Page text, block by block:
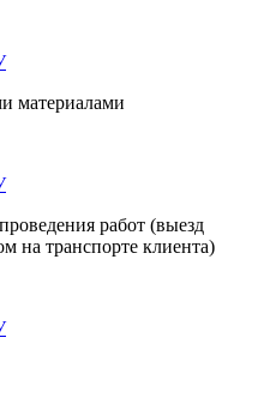
материалами
работ (выезд
на транспорте клиента)